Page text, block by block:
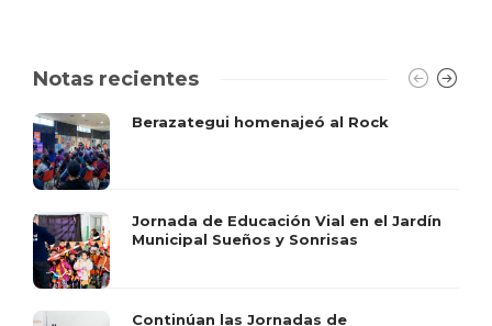
Notas recientes
Berazategui homenajeó al Rock
Jornada de Educación Vial en el Jardín
Municipal Sueños y Sonrisas
Continúan las Jornadas de